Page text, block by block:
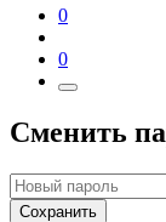
0
0
Сменить
Сохранить